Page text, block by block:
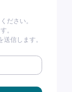
ださい。
。
信します。